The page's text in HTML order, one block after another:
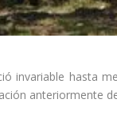
invariable hasta
anteriormente